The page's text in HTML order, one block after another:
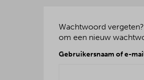
Wachtwoord
om een nieuw
Gebruikersnaam of e-